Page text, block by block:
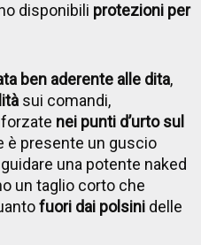
disponibili protezioni per
ben aderente alle dita,
sui comandi,
nei punti d’urto sul
è presente un guscio
una potente naked
un taglio corto che
fuori dai polsini delle